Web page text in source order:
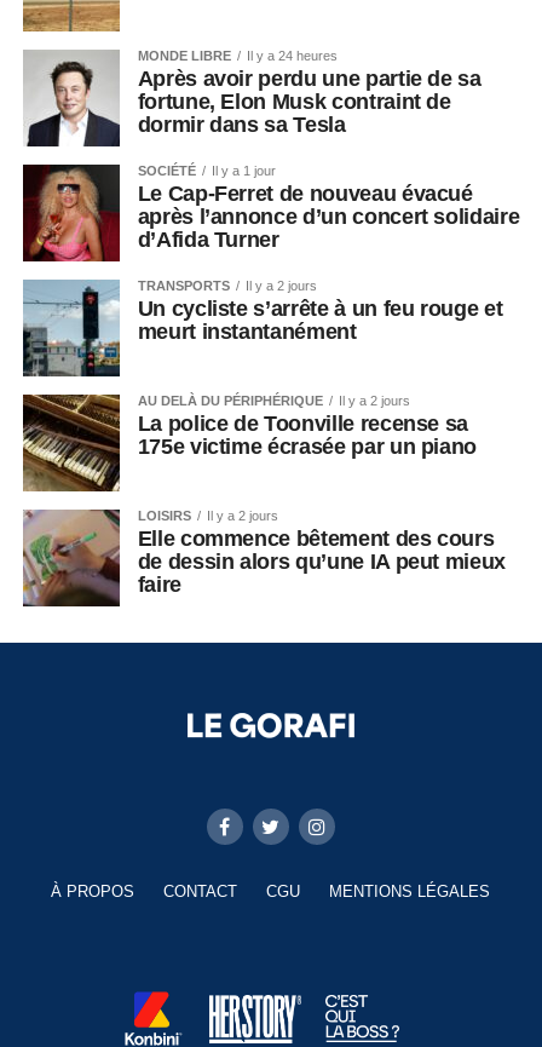
MONDE LIBRE Il y a 24 heures
Après avoir perdu une partie de sa
fortune, Elon Musk contraint de
dormir dans sa Tesla
SOCIÉTÉ Il y a 1 jour
Le Cap-Ferret de nouveau évacué
après l’annonce d’un concert solidaire
d’Afida Turner
TRANSPORTS Il y a 2 jours
Un cycliste s’arrête à un feu rouge et
meurt instantanément
AU DELÀ DU PÉRIPHÉRIQUE Il y a 2 jours
La police de Toonville recense sa
175e victime écrasée par un piano
LOISIRS Il y a 2 jours
Elle commence bêtement des cours
de dessin alors qu’une IA peut mieux
faire
À PROPOS CONTACT CGU MENTIONS LÉGALES